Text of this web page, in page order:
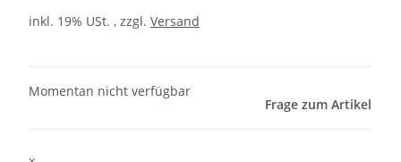
inkl. 19% USt. , zzgl. Versand
Momentan nicht verfügbar
Frage zum Artikel